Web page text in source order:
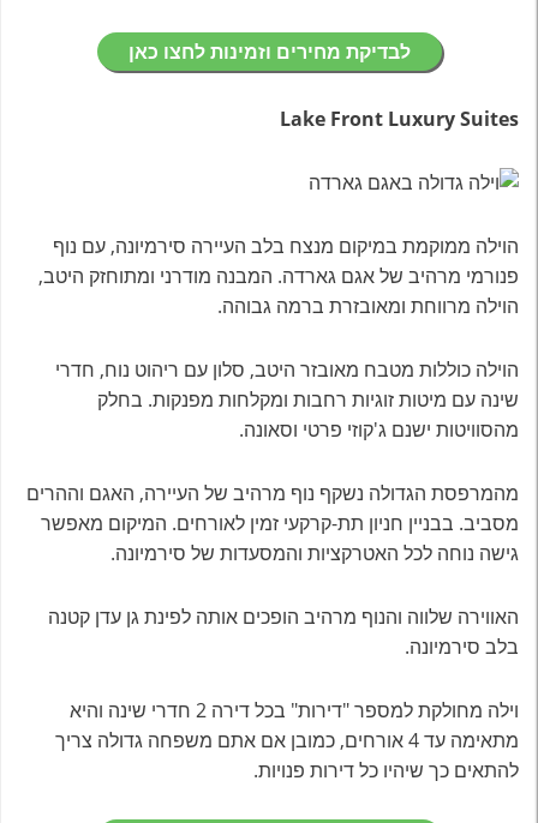
לבדיקת מחירים וזמינות לחצו כאן
Lake Front Luxury Suites
הוילה ממוקמת במיקום מנצח בלב העיירה סירמיונה, עם נוף
פנורמי מרהיב של אגם גארדה. המבנה מודרני ומתוחזק היטב,
הוילה מרווחת ומאובזרת ברמה גבוהה.
הוילה כוללות מטבח מאובזר היטב, סלון עם ריהוט נוח, חדרי
שינה עם מיטות זוגיות רחבות ומקלחות מפנקות. בחלק
מהסוויטות ישנם ג'קוזי פרטי וסאונה.
מהמרפסת הגדולה נשקף נוף מרהיב של העיירה, האגם וההרים
מסביב. בבניין חניון תת-קרקעי זמין לאורחים. המיקום מאפשר
גישה נוחה לכל האטרקציות והמסעדות של סירמיונה.
האווירה שלווה והנוף מרהיב הופכים אותה לפינת גן עדן קטנה
בלב סירמיונה.
וילה מחולקת למספר "דירות" בכל דירה 2 חדרי שינה והיא
מתאימה עד 4 אורחים, כמובן אם אתם משפחה גדולה צריך
להתאים כך שיהיו כל דירות פנויות.